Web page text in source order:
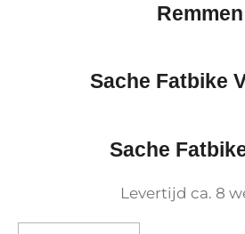
Remmen
Sache Fatbike
Sache
Levertijd ca. 8